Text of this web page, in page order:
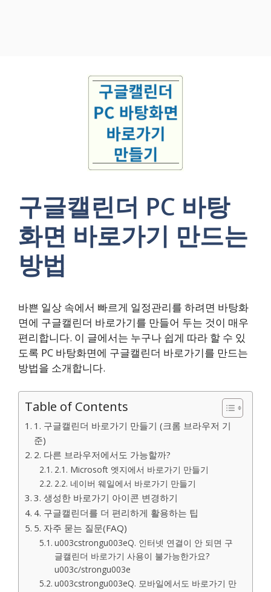
구글캘린더 PC 바탕
화면 바로가기 만드는
방법
바쁜 일상 속에서 빠르게 일정관리를 하려면 바탕화
면에 구글캘린더 바로가기를 만들어 두는 것이 매우
편리합니다. 이 글에서는 누구나 쉽게 따라 할 수 있
도록 PC 바탕화면에 구글캘린더 바로가기를 만드는
방법을 소개합니다.
Table of Contents
1. 구글캘린더 바로가기 만들기 (크롬 브라우저 기
준)
2. 다른 브라우저에서도 가능할까?
2.1. Microsoft 엣지에서 바로가기 만들기
2.2. 네이버 웨일에서 바로가기 만들기
3. 생성한 바로가기 아이콘 변경하기
4. 구글캘린더를 더 편리하게 활용하는 팁
5. 자주 묻는 질문(FAQ)
u003cstrongu003eQ. 인터넷 연결이 안 되면 구
글캘린더 바로가기 사용이 불가능한가요?
u003c/strongu003e
u003cstrongu003eQ. 모바일에서도 바로가기 만